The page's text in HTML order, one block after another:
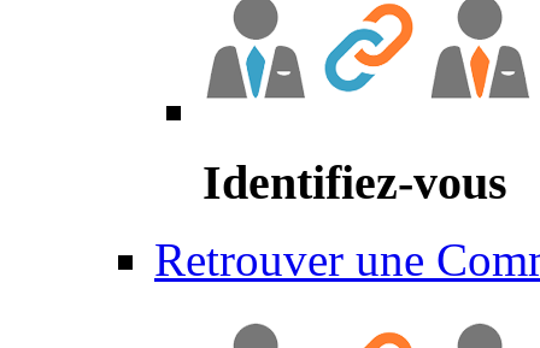
Identifiez-vous
Retrouver une